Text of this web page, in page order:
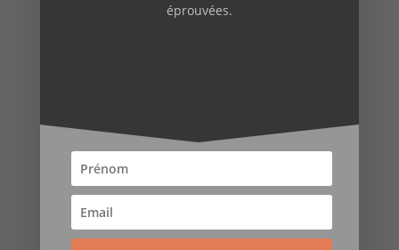
Newsletter
Guide GRATUIT pour
booster votre E-Commerce
éprouvées.